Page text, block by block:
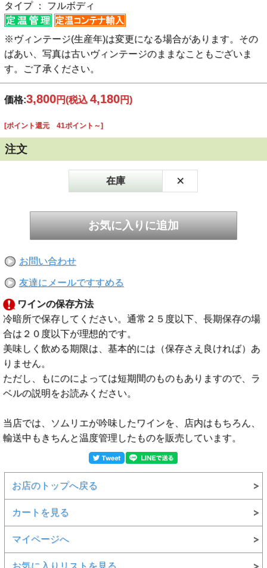
タイプ ： フルボディ
※ヴィンテージ(生産年)は変更になる場合があります。その
ばあい、写真は古いヴィンテージのままなこともございま
す。ご了承ください。
価格:3,800円(税込 4,180円)
[ポイント還元 41ポイント～]
注文
在庫 ×
お問い合わせ
友達にメールですすめる
ワインの保存方法
冷暗所で保存してください。通常２５度以下、長期保存の場
合は２０度以下が理想的です。
美味しく飲める期限は、基本的には（保存さえ良ければ）あ
りません。
ただし、もにのによっては短期間のものもありますので、ラ
ベルの説明をお読みください。
当店では、ソムリエが吟味したワインを、店内はもちろん、
輸送中もきちんと温度管理したものを販売しています。
お店のトップへ戻る
カートを見る
マイページへ
お気に入りリストを見る